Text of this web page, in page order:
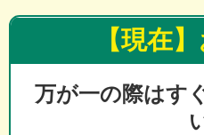
【現在
万が一の際はす